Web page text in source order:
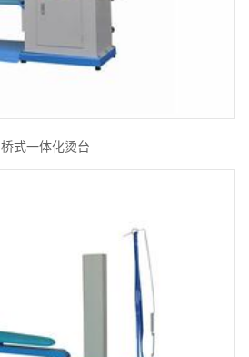
桥式一体化烫台